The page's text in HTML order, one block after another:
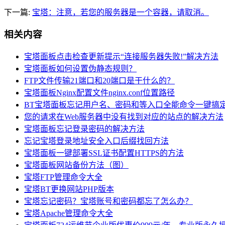
下一篇: 宝塔：注意，若您的服务器是一个容器，请取消。
相关内容
宝塔面板点击检查更新提示“连接服务器失败!”解决方法
宝塔面板如何设置伪静态规则？
FTP文件传输21端口和20端口是干什么的？
宝塔面板Nginx配置文件nginx.conf位置路径
BT宝塔面板忘记用户名、密码和等入口全能命令一键搞
您的请求在Web服务器中没有找到对应的站点的解决方法
宝塔面板忘记登录密码的解决方法
忘记宝塔登录地址安全入口后缀找回方法
宝塔面板一键部署SSL证书配置HTTPS的方法
宝塔面板网站备份方法（图）
宝塔FTP管理命令大全
宝塔BT更换网站PHP版本
宝塔忘记密码？宝塔账号和密码都忘了怎么办？
宝塔Apache管理命令大全